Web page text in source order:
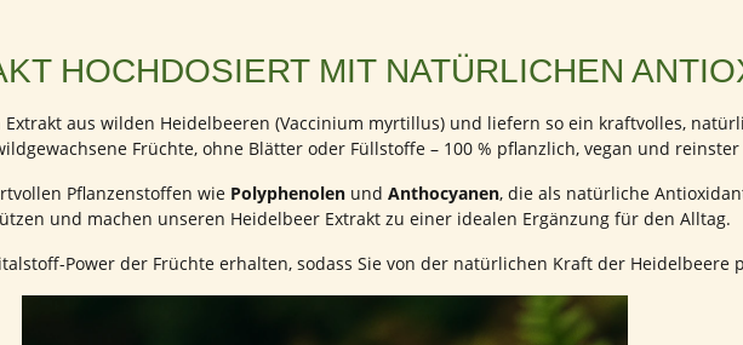
HOCHDOSIERT MIT NATÜRLICHEN
aus wilden Heidelbeeren (Vaccinium myrtillus) und liefern so ein kraftvolles,
Früchte, ohne Blätter oder Füllstoffe – 100 % pflanzlich, vegan und
Pflanzenstoffen wie Polyphenolenund Anthocyanen, die als natürliche
und machen unseren Heidelbeer Extrakt zu einer idealen Ergänzung für den Alltag.
Power der Früchte erhalten, sodass Sie von der natürlichen Kraft der Heidelbeere